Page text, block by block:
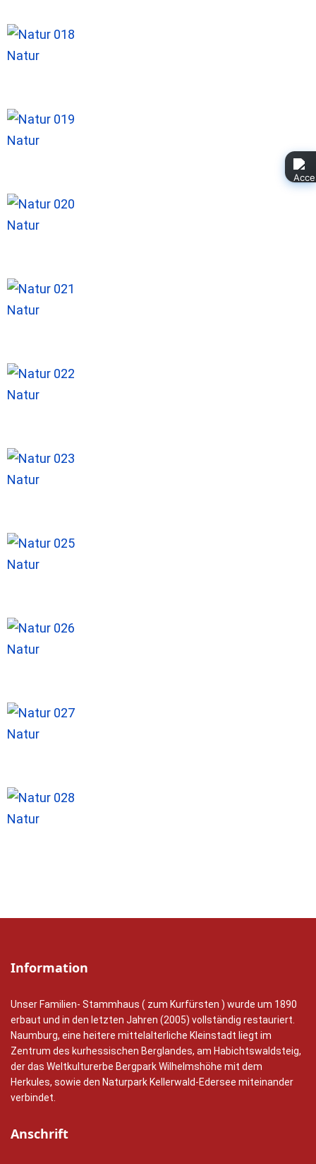
Natur
Natur
Natur
Natur
Natur
Natur
Natur
Natur
Natur
Natur
Information
Unser Familien- Stammhaus ( zum Kurfürsten ) wurde um 1890
erbaut und in den letzten Jahren (2005) vollständig restauriert.
Naumburg, eine heitere mittelalterliche Kleinstadt liegt im
Zentrum des kurhessischen Berglandes, am Habichtswaldsteig,
der das Weltkulturerbe Bergpark Wilhelmshöhe mit dem
Herkules, sowie den Naturpark Kellerwald-Edersee miteinander
verbindet.
Anschrift